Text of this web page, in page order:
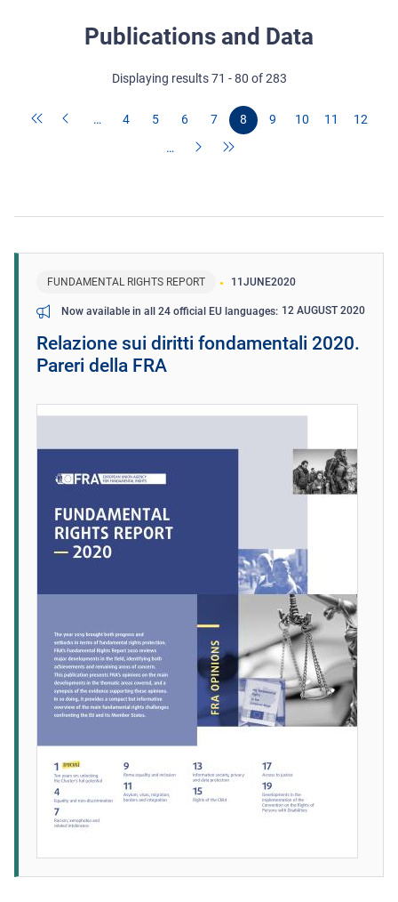
Publications and Data
Displaying results 71 - 80 of 283
… 4 5 6 7 8 9 10 11
12
…
FUNDAMENTAL RIGHTS REPORT 11 JUNE2020
Now available in all 24 official EU languages 12 AUGUST 2020
Relazione sui diritti fondamentali 2020.
Pareri della FRA